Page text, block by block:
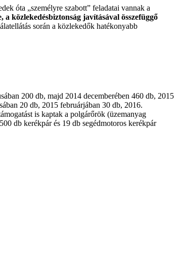
óta „személyre szabott” feladatai vannak a
közlekedésbiztonság javításával összefüggő
során a közlekedők hatékonyabb
200 db, majd 2014 decemberében 460 db, 2015
20 db, 2015 februárjában 30 db, 2016.
is kaptak a polgárőrök (üzemanyag
db kerékpár és 19 db segédmotoros kerékpár